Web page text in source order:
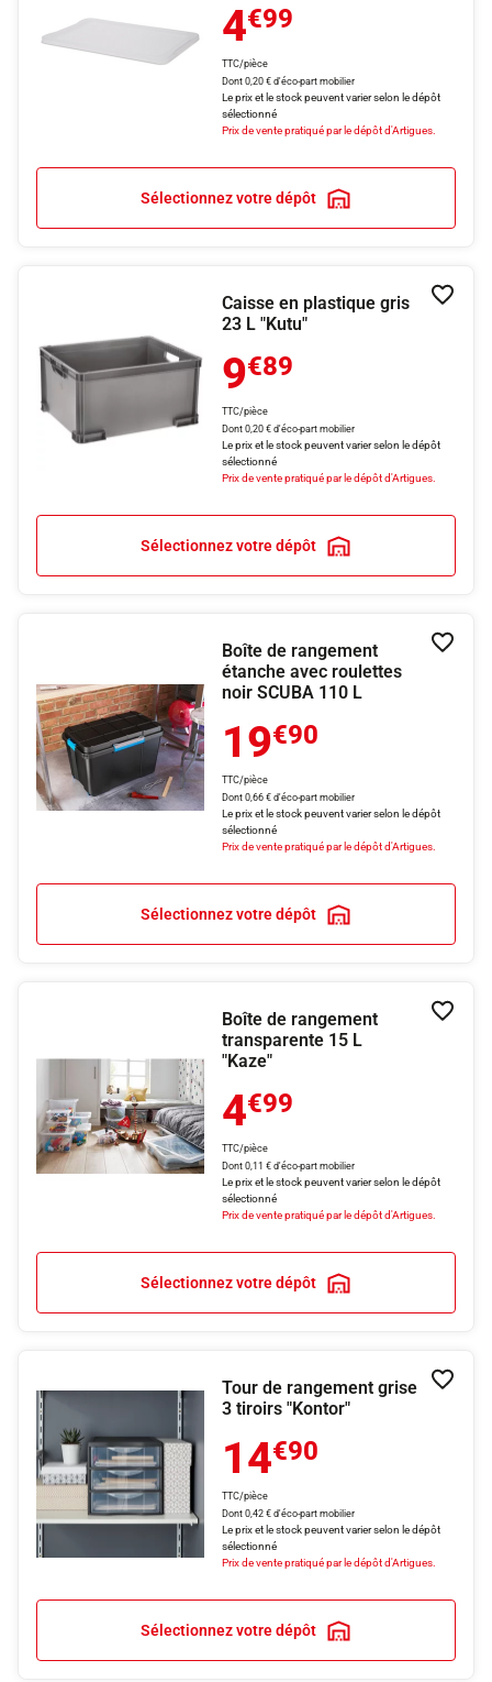
4€99
TTC/pièce
Dont 0,20 € d'éco-part mobilier
Le prix et le stock peuvent varier selon le dépôt
sélectionné
Prix de vente pratiqué par le dépôt d'Artigues.
Sélectionnez votre dépôt
Caisse en plastique gris
23 L "Kutu"
9€89
TTC/pièce
Dont 0,20 € d'éco-part mobilier
Le prix et le stock peuvent varier selon le dépôt
sélectionné
Prix de vente pratiqué par le dépôt d'Artigues.
Sélectionnez votre dépôt
Boîte de rangement
étanche avec roulettes
noir SCUBA 110 L
19€90
TTC/pièce
Dont 0,66 € d'éco-part mobilier
Le prix et le stock peuvent varier selon le dépôt
sélectionné
Prix de vente pratiqué par le dépôt d'Artigues.
Sélectionnez votre dépôt
Boîte de rangement
transparente 15 L
"Kaze"
4€99
TTC/pièce
Dont 0,11 € d'éco-part mobilier
Le prix et le stock peuvent varier selon le dépôt
sélectionné
Prix de vente pratiqué par le dépôt d'Artigues.
Sélectionnez votre dépôt
Tour de rangement grise
3 tiroirs "Kontor"
14€90
TTC/pièce
Dont 0,42 € d'éco-part mobilier
Le prix et le stock peuvent varier selon le dépôt
sélectionné
Prix de vente pratiqué par le dépôt d'Artigues.
Sélectionnez votre dépôt